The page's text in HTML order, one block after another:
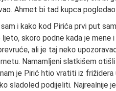
Ahmet bi tad kupca
i kako kod Pirića prvi put
skoro podne kada je mene
ali je taj neko
Namamljeni slatkišem
je Pirić htio vratiti iz
sladoled podijeliti. Najrealnije